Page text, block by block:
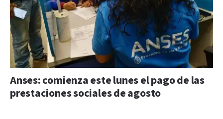
Anses: comienza este lunes el pago de las
prestaciones sociales de agosto